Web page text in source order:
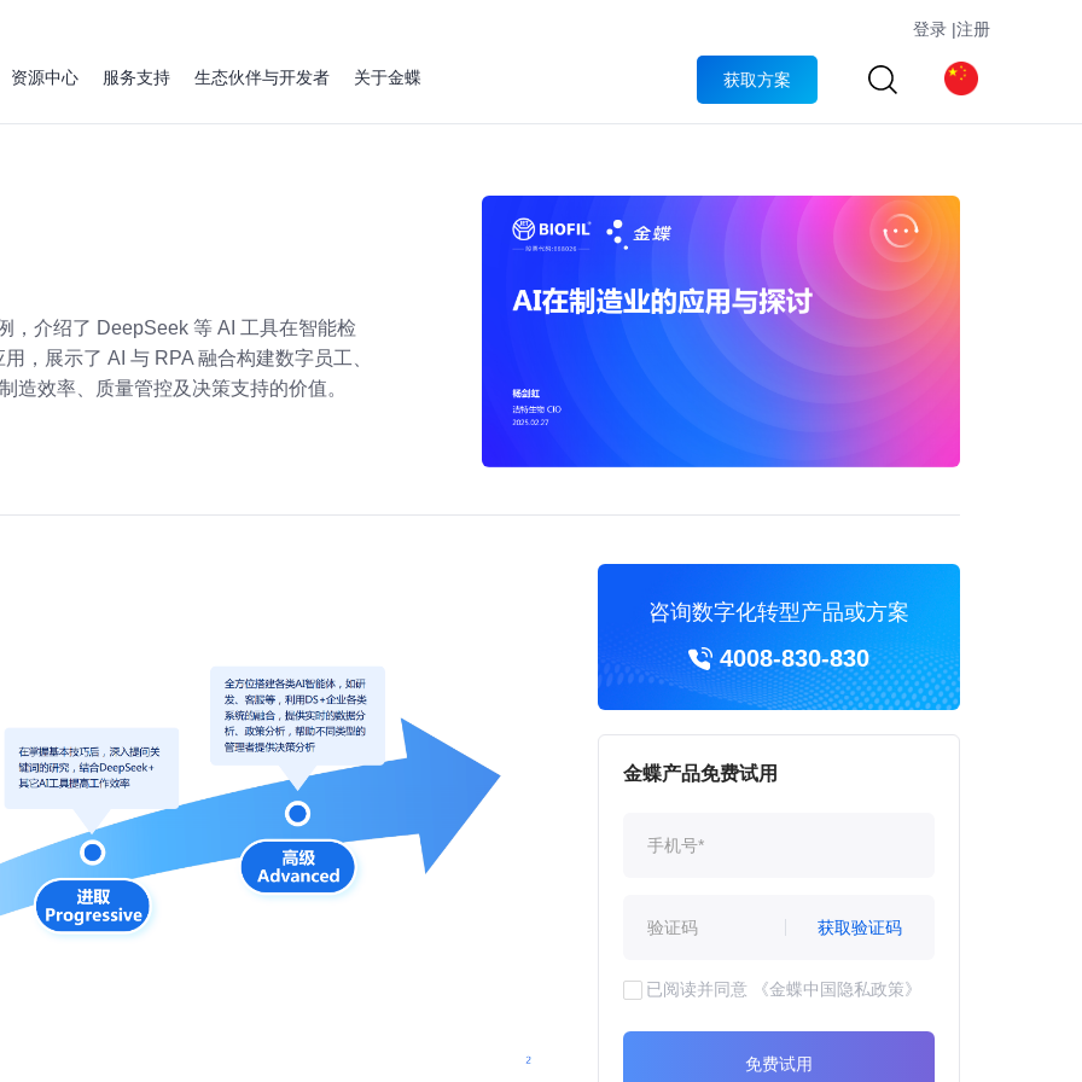
登录 |注册
资源中心 服务支持 生态伙伴与开发者 关于金蝶 获取方案
，介绍了 DeepSeek 等 AI 工具在智能检
，展示了 AI 与 RPA 融合构建数字员工、
造效率、质量管控及决策支持的价值。
咨询数字化转型产品或方案
4008-830-830
金蝶产品免费试用
获取验证码
已阅读并同意 《金蝶中国隐私政策》
免费试用